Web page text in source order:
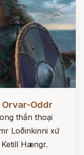
Oddr
thần thoại
Loðinkinni xứ
Hængr.